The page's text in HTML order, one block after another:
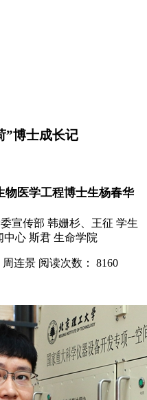
”博士成长记
医学工程博士生杨春华
宣传部 韩姗杉、王征 学生
中心 斯君 生命学院
周连景 阅读次数： 8160